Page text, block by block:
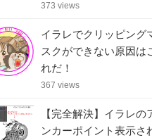
373 views
イラレでクリッピング
スクができない原因は
れだ！
367 views
【完全解決】イラレの
ンカーポイント表示さ